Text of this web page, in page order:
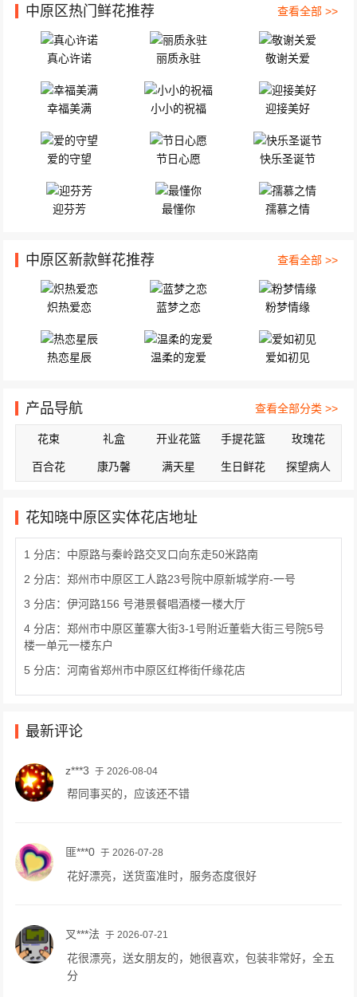
中原区热门鲜花推荐 查看全部 >>
真心许诺 丽质永驻 敬谢关爱
幸福美满 小小的祝福 迎接美好
爱的守望 节日心愿 快乐圣诞节
迎芬芳 最懂你 孺慕之情
中原区新款鲜花推荐 查看全部 >>
炽热爱恋 蓝梦之恋 粉梦情缘
热恋星辰 温柔的宠爱 爱如初见
产品导航 查看全部分类 >>
花束 礼盒 开业花篮 手提花篮 玫瑰花
百合花 康乃馨 满天星 生日鲜花 探望病人
花知晓中原区实体花店地址
1 分店：中原路与秦岭路交叉口向东走50米路南
2 分店：郑州市中原区工人路23号院中原新城学府-一号
3 分店：伊河路156 号港景餐唱酒楼一楼大厅
4 分店：郑州市中原区董寨大街3-1号附近董砦大街三号院5号
楼一单元一楼东户
5 分店：河南省郑州市中原区红桦街仟缘花店
最新评论
z***3 于 2026-08-04
帮同事买的，应该还不错
匪***0 于 2026-07-28
花好漂亮，送货蛮准时，服务态度很好
叉***法 于 2026-07-21
花很漂亮，送女朋友的，她很喜欢，包装非常好，全五
分